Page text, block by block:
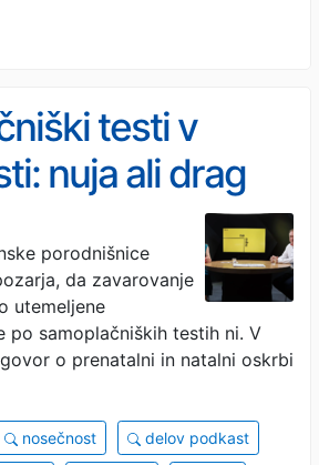
testi v
nuja ali drag
porodnišnice
da zavarovanje
utemeljene
po samoplačniških testih ni. V
o prenatalni in natalni oskrbi
nosečnost delov podkast